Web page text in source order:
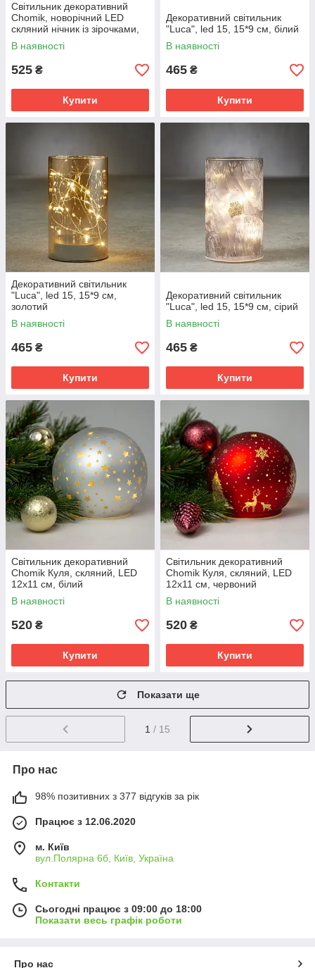
Світильник декоративний
Chomik, новорічний LED
скляний нічник із зірочками,
10х12,5 см, Чорний
В наявності
525 ₴
Купити
Декоративний світильник
"Luca", led 15, 15*9 см, білий
В наявності
465 ₴
Купити
Декоративний світильник
"Luca", led 15, 15*9 см,
золотий
В наявності
465 ₴
Купити
Декоративний світильник
"Luca", led 15, 15*9 см, сірий
В наявності
465 ₴
Купити
Світильник декоративний
Chomik Куля, скляний, LED
12x11 см, білий
В наявності
520 ₴
Купити
Світильник декоративний
Chomik Куля, скляний, LED
12x11 см, червоний
В наявності
520 ₴
Купити
Показати ще
1 / 15
Про нас
98% позитивних з 377 відгуків за рік
Працює з 12.06.2020
м. Київ
вул.Полярна 6б, Київ, Україна
Контакти
Сьогодні працює з 09:00 до 18:00
Показати весь графік роботи
Про нас